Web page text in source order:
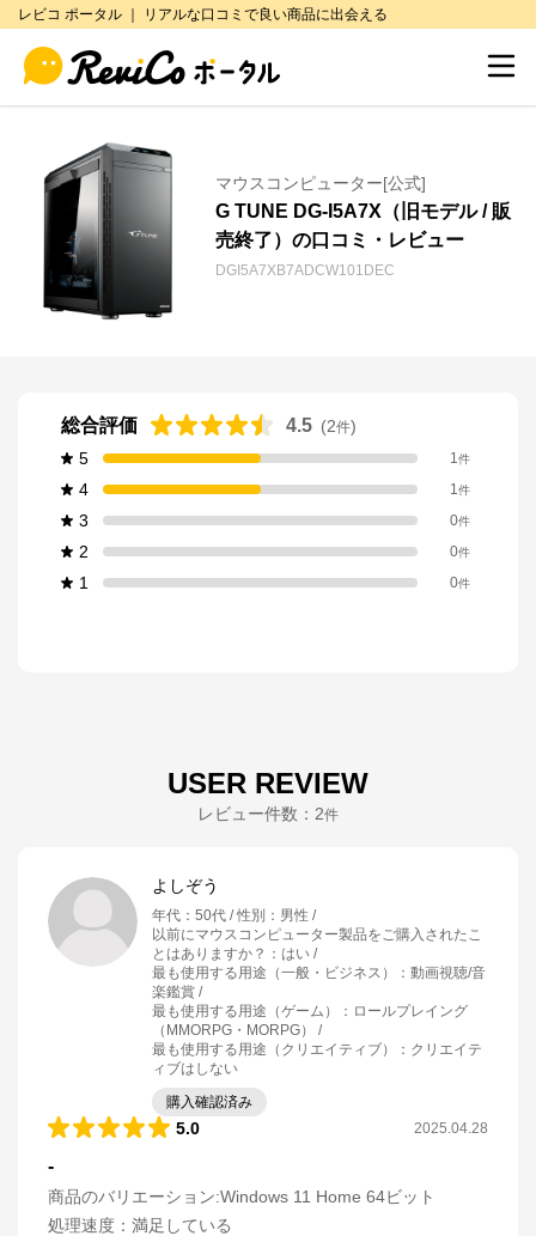
レビコ ポータル ｜ リアルな口コミで良い商品に出会える
マウスコンピューター[公式]
G TUNE DG-I5A7X（旧モデル / 販
売終了）の口コミ・レビュー
DGI5A7XB7ADCW101DEC
総合評価 4.5 (2件)
5
1件
4 1件
3 0件
2 0件
1 0件
USER REVIEW
レビュー件数： 2件
よしぞう
年代 ： 50代 性別 ： 男性
以前にマウスコンピューター製品をご購入されたこ
とはありますか？ ： はい
最も使用する用途（一般・ビジネス）
： 動画視聴/音
楽鑑賞
最も使用する用途（ゲーム）
： ロールプレイング
（MMORPG・MORPG）
最も使用する用途（クリエイティブ）
： クリエイテ
ィブはしない
購入確認済み
5.0 2025.04.28
-
商品のバリエーション:Windows 11 Home 64ビット
処理速度 ： 満足している